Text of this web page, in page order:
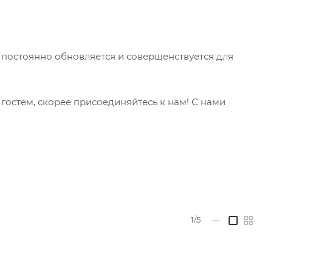
обновляется и совершенствуется для
скорее присоединяйтесь к нам! С нами
1/5 —